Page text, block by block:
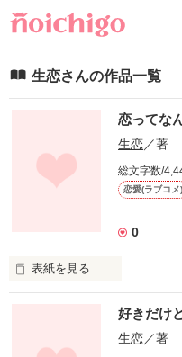
生恋さんの作品一覧
恋ってな
生恋／著
総文字数/
恋愛(ラブコメ)
0
表紙を見る
好きだけ
生恋／著